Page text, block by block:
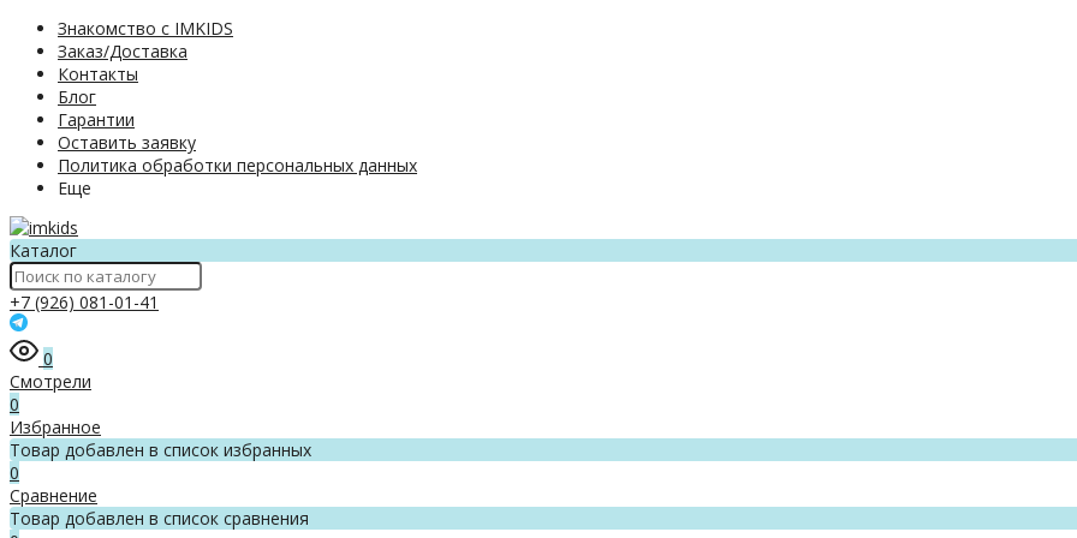
Знакомство с IMKIDS
Заказ/Доставка
Контакты
Блог
Гарантии
Оставить заявку
Политика обработки персональных данных
Еще
Каталог
+7 (926) 081-01-41
0
Смотрели
0
Избранное
Товар добавлен в список избранных
0
Сравнение
Товар добавлен в список сравнения